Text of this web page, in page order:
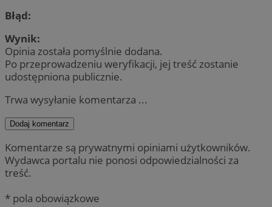
Błąd:
Wynik:
Opinia została pomyślnie dodana.
Po przeprowadzeniu weryfikacji, jej treść zostanie
udostępniona publicznie.
Trwa wysyłanie komentarza ...
Dodaj komentarz
Komentarze są prywatnymi opiniami użytkowników.
Wydawca portalu nie ponosi odpowiedzialności za
treść.
* pola obowiązkowe